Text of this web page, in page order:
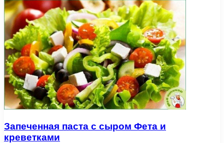
Запеченная паста с сыром Фета и
креветками